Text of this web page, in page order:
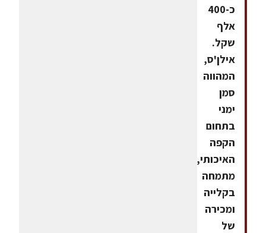
כ-400
אלף
שקל.
אילן'ס,
המהווה
סמן
ימני
בתחום
הקפה
האיכותי,
מתמחה
בקלייה
ומכירה
של